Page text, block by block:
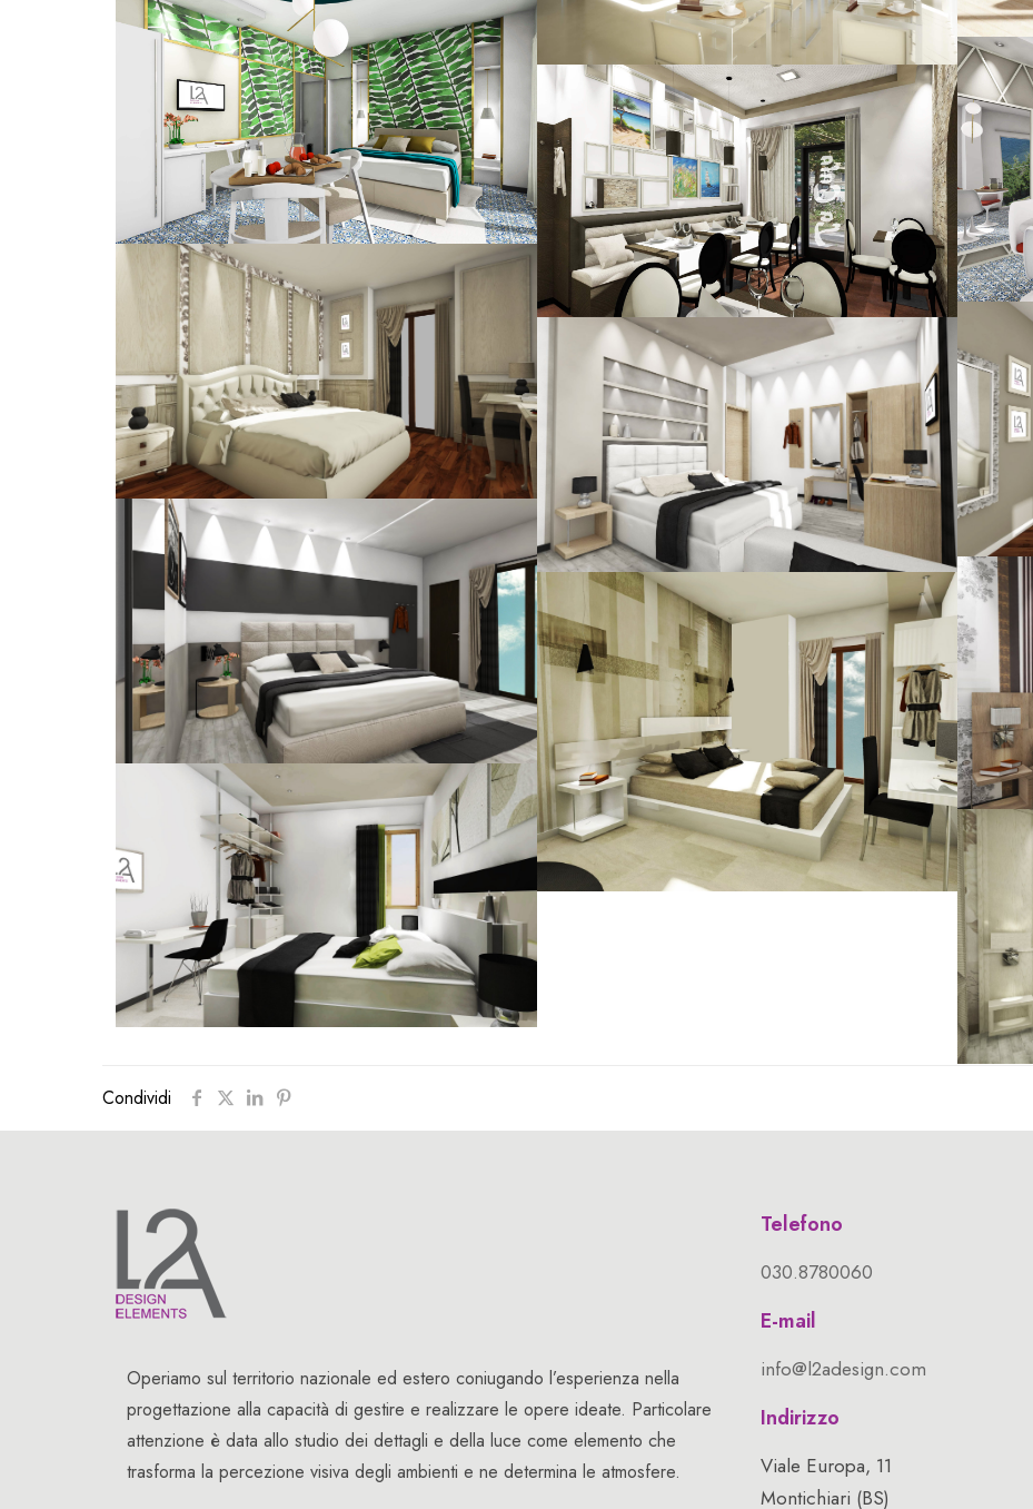
Condividi
Operiamo sul territorio nazionale ed estero coniugando l’esperienza nella
progettazione alla capacità di gestire e realizzare le opere ideate. Particolare
attenzione è data allo studio dei dettagli e della luce come elemento che
trasforma la percezione visiva degli ambienti e ne determina le atmosfere.
Telefono
030.8780060
E-mail
info@l2adesign.com
Indirizzo
Viale Europa, 11
Montichiari (BS)